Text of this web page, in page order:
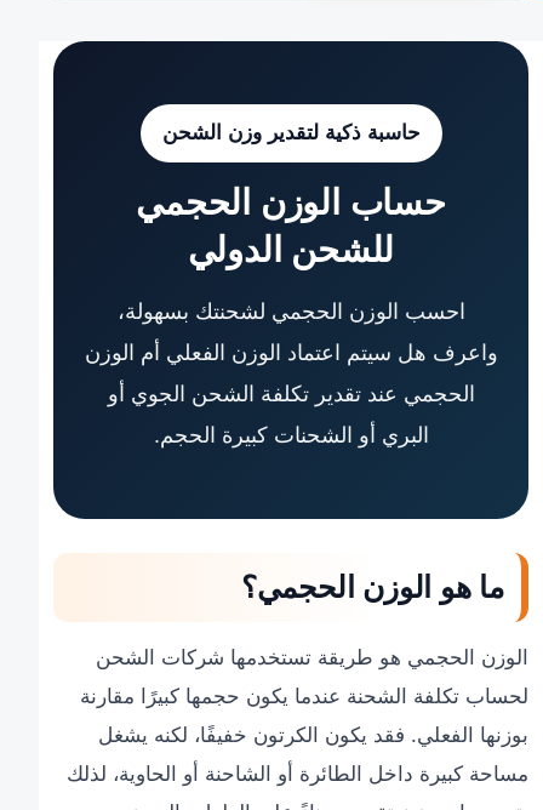
حاسبة ذكية لتقدير وزن الشحن
حساب الوزن الحجمي
للشحن الدولي
احسب الوزن الحجمي لشحنتك بسهولة،
واعرف هل سيتم اعتماد الوزن الفعلي أم الوزن
الحجمي عند تقدير تكلفة الشحن الجوي أو
البري أو الشحنات كبيرة الحجم.
ما هو الوزن الحجمي؟
الوزن الحجمي هو طريقة تستخدمها شركات الشحن
لحساب تكلفة الشحنة عندما يكون حجمها كبيرًا مقارنة
بوزنها الفعلي. فقد يكون الكرتون خفيفًا، لكنه يشغل
مساحة كبيرة داخل الطائرة أو الشاحنة أو الحاوية، لذلك